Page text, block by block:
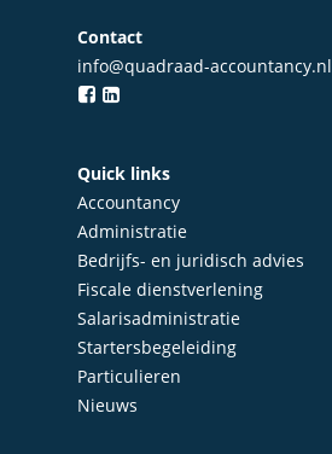
Contact
info@quadraad-accountancy.nl
Quick links
Accountancy
Administratie
Bedrijfs- en juridisch advies
Fiscale dienstverlening
Salarisadministratie
Startersbegeleiding
Particulieren
Nieuws